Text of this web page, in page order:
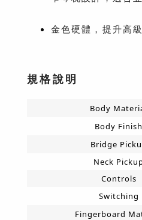
金色硬體，提升高
規格說明
Body
Body Finish
Bridge
Neck
Controls
Switching
Fingerboard